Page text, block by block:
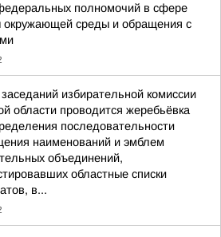
полномочий в сфере
окружающей среды и обращения с
избирательной комиссии
области проводится жеребьёвка
последовательности
наименований и эмблем
объединений,
областные списки
в...